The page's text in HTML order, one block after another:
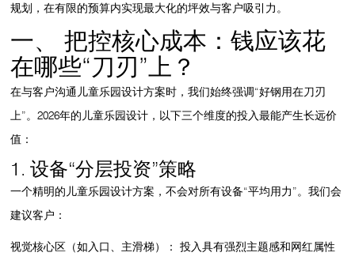
规划，在有限的预算内实现最大化的坪效与客户吸引力。
一、 把控核心成本：钱应该花
在哪些“刀刃”上？
在与客户沟通 儿童乐园设计方案时，我们始终强调“好钢用在刀刃
上”。2026年的儿童乐园设计，以下三个维度的投入最能产生长远价
值：
1. 设备“分层投资”策略
一个精明的 儿童乐园设计方案，不会对所有设备“平均用力”。我们会
建议客户：
视觉核心区（如入口、主滑梯）：
投入具有强烈主题感和网红属性